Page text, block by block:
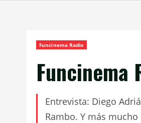
Funcinema Radio
Funcinema
Entrevista: Diego
Rambo. Y más